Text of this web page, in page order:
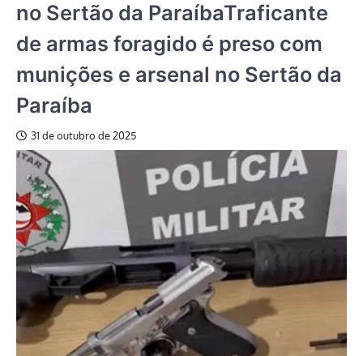
no Sertão da ParaíbaTraficante
de armas foragido é preso com
munições e arsenal no Sertão da
Paraíba
31 de outubro de 2025